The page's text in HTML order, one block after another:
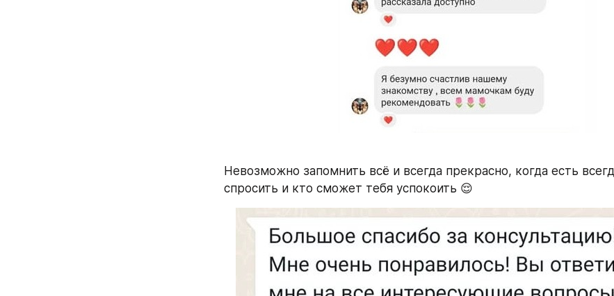
Невозможно запомнить всё и всегда прекрасно, когда есть
спросить и кто сможет тебя успокоить 😌